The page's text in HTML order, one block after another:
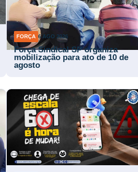
FORÇA 6 AGO 2026
Força Sindical SP organiza
mobilização para ato de 10 de
agosto